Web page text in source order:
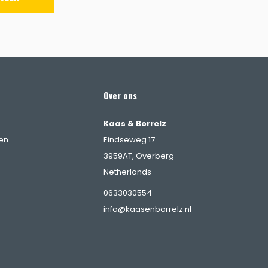
Over ons
Kaas & Borrelz
Eindseweg 17
3959AT, Overberg
Netherlands
0633030554
info@kaasenborrelz.nl